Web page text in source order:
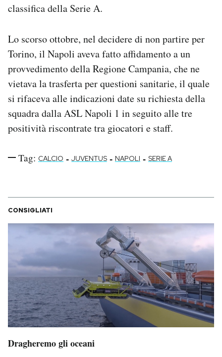
classifica della Serie A.
Lo scorso ottobre, nel decidere di non partire per
Torino, il Napoli aveva fatto affidamento a un
provvedimento della Regione Campania, che ne
vietava la trasferta per questioni sanitarie, il quale
si rifaceva alle indicazioni date su richiesta della
squadra dalla ASL Napoli 1 in seguito alle tre
positività riscontrate tra giocatori e staff.
Tag: CALCIO - JUVENTUS - NAPOLI - SERIE A
CONSIGLIATI
Dragheremo gli oceani